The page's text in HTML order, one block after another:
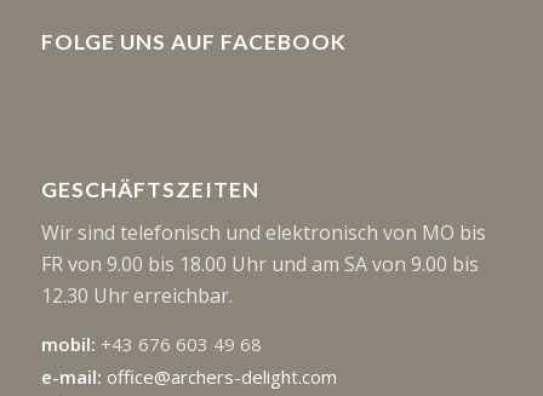
FOLGE UNS AUF FACEBOOK
GESCHÄFTSZEITEN
Wir sind telefonisch und elektronisch von MO bis
FR von 9.00 bis 18.00 Uhr und am SA von 9.00 bis
12.30 Uhr erreichbar.
mobil: +43 676 603 49 68
e-mail: office@archers-delight.com